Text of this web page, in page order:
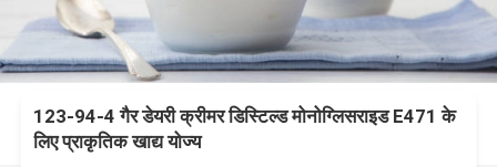
123-94-4 गैर डेयरी क्रीमर डिस्टिल्ड मोनोग्लिसराइड E471 के
लिए प्राकृतिक खाद्य योज्य